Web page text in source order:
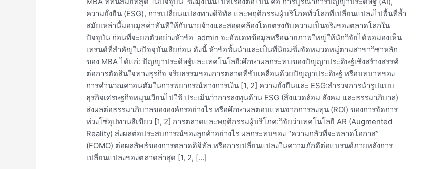
ความยั่งยืน (ESG), การเปลี่ยนแปลงทางดิจิทัล และพฤติกรรมผู้บริโภคทั่วโลกที่เปลี่ยนแปลงไปพื้นที่ล้ำ
สมัยเหล่านี้มอบมูลค่าทันทีให้กับนายจ้างและสอดคล้องโดยตรงกับความเป็นจริงของตลาดโลกใน
ปัจจุบัน ก่อนที่จะยกตัวอย่างหัวข้อ admin จะอัพเดทข้อมูลหรือฉายภาพใหญ่ให้นักวิจัยได้พอมองเห็น
เทรนด์ที่สำคัญในปัจจุบันเสียก่อน ดังนี้ หัวข้อชั้นนำและเป็นที่นิยมซึ่งจัดหมวดหมู่ตามสาขาวิชาหลัก
ของ MBA ได้แก่: ปัญญาประดิษฐ์และเทคโนโลยี:ศึกษาผลกระทบของปัญญาประดิษฐ์เชิงสร้างสรรค์
ต่อการตัดสินใจทางธุรกิจ จริยธรรมของการตลาดที่ขับเคลื่อนด้วยปัญญาประดิษฐ์ หรือบทบาทของ
การคำนวณควอนตัมในการพยากรณ์ทางการเงิน [1, 2] ความยั่งยืนและ ESG:สำรวจการนำรูปแบบ
ธุรกิจเศรษฐกิจหมุนเวียนไปใช้ ประเมินว่าการลงทุนด้าน ESG (สิ่งแวดล้อม สังคม และธรรมาภิบาล)
ส่งผลต่อธรรมาภิบาลขององค์กรอย่างไร หรือศึกษาผลตอบแทนจากการลงทุน (ROI) ของการจัดการ
ห่วงโซ่อุปทานสีเขียว [1, 2] การตลาดและพฤติกรรมผู้บริโภค:วิจัยว่าเทคโนโลยี AR (Augmented
Reality) ส่งผลต่อประสบการณ์ของลูกค้าอย่างไร ผลกระทบของ “ความกลัวที่จะพลาดโอกาส”
(FOMO) ต่อผลลัพธ์ของการตลาดดิจิทัล หรือการเปลี่ยนแปลงในความภักดีต่อแบรนด์ภายหลังการ
เปลี่ยนแปลงของตลาดล่าสุด [1, 2, […]
สมัย
ที่สุด